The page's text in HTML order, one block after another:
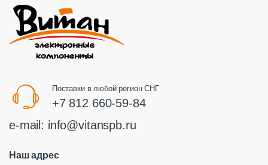
Поставки в любой регион СНГ
+7 812 660-59-84
e-mail: info@vitanspb.ru
Наш адрес